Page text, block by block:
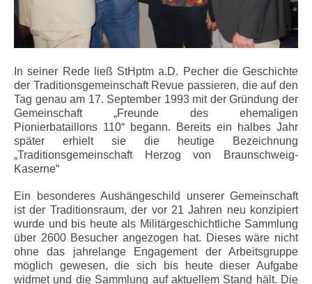
In seiner Rede ließ StHptm a.D. Pecher die Geschichte
der Traditionsgemeinschaft Revue passieren, die auf den
Tag genau am 17. September 1993 mit der Gründung der
Gemeinschaft „Freunde des ehemaligen
Pionierbataillons 110“ begann. Bereits ein halbes Jahr
später erhielt sie die heutige Bezeichnung
„Traditionsgemeinschaft Herzog von Braunschweig-
Kaserne“
Ein besonderes Aushängeschild unserer Gemeinschaft
ist der Traditionsraum, der vor 21 Jahren neu konzipiert
wurde und bis heute als Militärgeschichtliche Sammlung
über 2600 Besucher angezogen hat. Dieses wäre nicht
ohne das jahrelange Engagement der Arbeitsgruppe
möglich gewesen, die sich bis heute dieser Aufgabe
widmet und die Sammlung auf aktuellem Stand hält. Die